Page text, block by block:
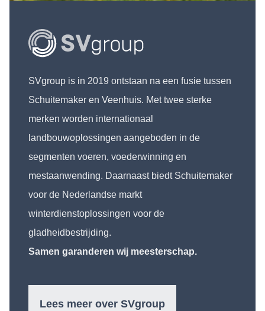
SVgroup is in 2019 ontstaan na een fusie tussen
Schuitemaker en Veenhuis. Met twee sterke
merken worden internationaal
landbouwoplossingen aangeboden in de
segmenten voeren, voederwinning en
mestaanwending. Daarnaast biedt Schuitemaker
voor de Nederlandse markt
winterdienstoplossingen voor de
gladheidbestrijding.
Samen garanderen wij meesterschap.
Lees meer over SVgroup